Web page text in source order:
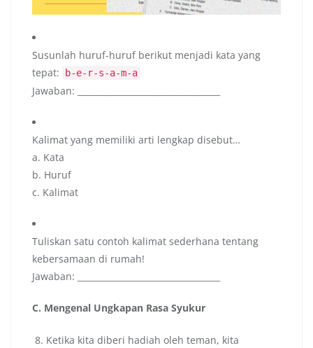
Susunlah huruf-huruf berikut menjadi kata yang
tepat:
b-e-r-s-a-m-a
Jawaban: __________________________________
Kalimat yang memiliki arti lengkap disebut…
a. Kata
b. Huruf
c. Kalimat
Tuliskan satu contoh kalimat sederhana tentang
kebersamaan di rumah!
Jawaban: __________________________________
C. Mengenal Ungkapan Rasa Syukur
Ketika kita diberi hadiah oleh teman, kita